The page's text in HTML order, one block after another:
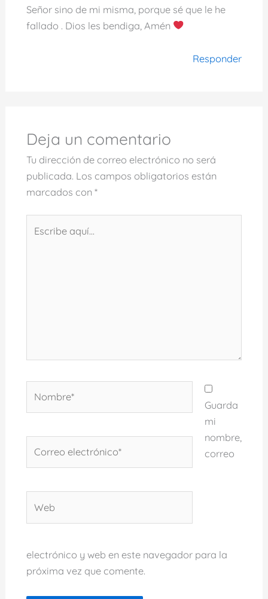
Señor sino de mi misma, porque sé que le he
fallado . Dios les bendiga, Amén
Responder
Deja un comentario
Tu dirección de correo electrónico no será
publicada. Los campos obligatorios están
marcados con *
aquí...
electrónico*
Guarda
mi
nombre,
correo
electrónico y web en este navegador para la
próxima vez que comente.